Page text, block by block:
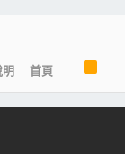
明 首頁
S